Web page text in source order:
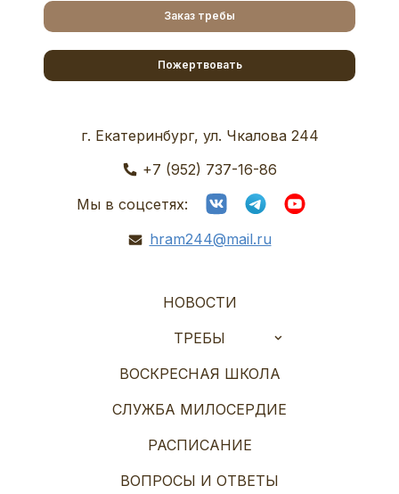
Заказ требы
Пожертвовать
г. Екатеринбург, ул. Чкалова 244
+7 (952) 737-16-86
Мы в соцсетях:
hram244@mail.ru
НОВОСТИ
ТРЕБЫ
ВОСКРЕСНАЯ ШКОЛА
СЛУЖБА МИЛОСЕРДИЕ
РАСПИСАНИЕ
ВОПРОСЫ И ОТВЕТЫ